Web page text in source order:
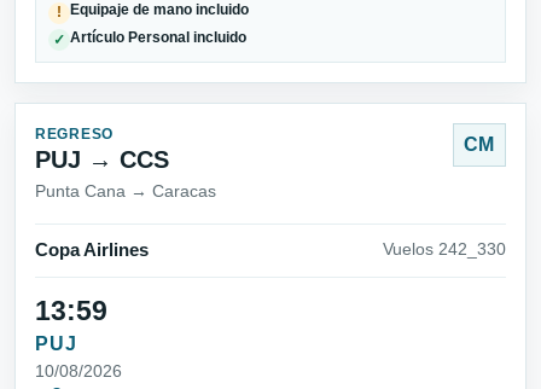
!
Equipaje de mano incluido
✓ Artículo Personal incluido
REGRESO
PUJ → CCS
Punta Cana → Caracas
CM
Copa Airlines Vuelos 242_330
13:59
PUJ
10/08/2026